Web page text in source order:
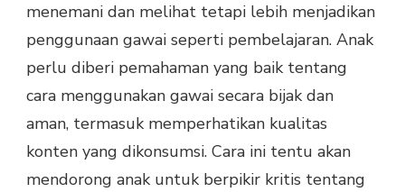
menemani dan melihat tetapi lebih menjadikan
penggunaan gawai seperti pembelajaran. Anak
perlu diberi pemahaman yang baik tentang
cara menggunakan gawai secara bijak dan
aman, termasuk memperhatikan kualitas
konten yang dikonsumsi. Cara ini tentu akan
mendorong anak untuk berpikir kritis tentang